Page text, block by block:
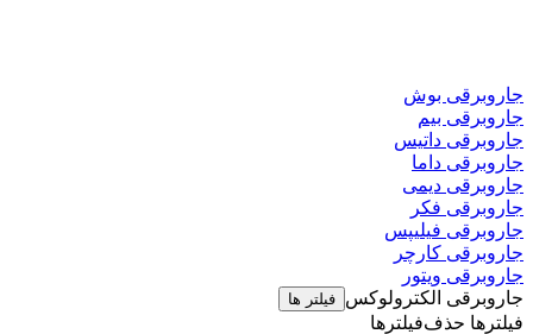
جاروبرقی بوش
جاروبرقی بیم
جاروبرقی داتیس
جاروبرقی داما
جاروبرقی دیمی
جاروبرقی فکر
جاروبرقی فیلیپس
جاروبرقی کارچر
جاروبرقی ویتور
جاروبرقی الکترولوکس فیلتر ها
فیلترها حذف‌فیلتر‌ها